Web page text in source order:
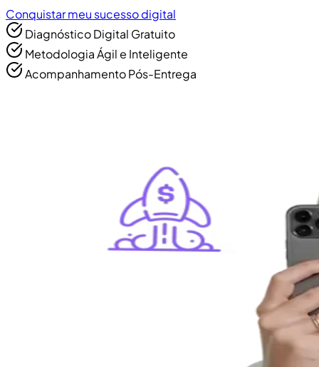
Conquistar meu sucesso digital
Diagnóstico Digital Gratuito
Metodologia Ágil e Inteligente
Acompanhamento Pós-Entrega